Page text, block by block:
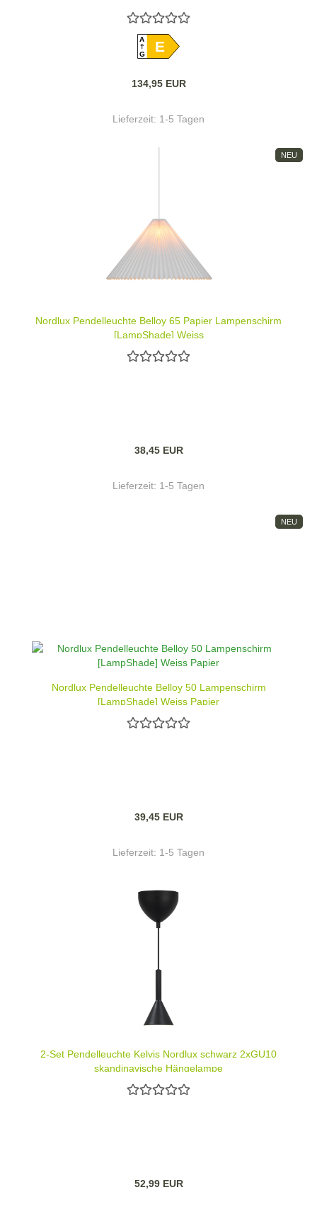
A
GE
134,95 EUR
Lieferzeit: 1-5 Tagen
NEU
Nordlux Pendelleuchte Belloy 65 Papier Lampenschirm
[LampShade] Weiss
38,45 EUR
Lieferzeit: 1-5 Tagen
NEU
Nordlux Pendelleuchte Belloy 50 Lampenschirm
[LampShade] Weiss Papier
39,45 EUR
Lieferzeit: 1-5 Tagen
2-Set Pendelleuchte Kelvis Nordlux schwarz 2xGU10
skandinavische Hängelampe
52,99 EUR